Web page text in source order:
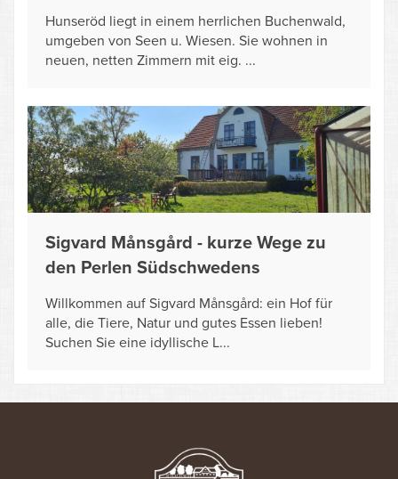
Hunseröd liegt in einem herrlichen Buchenwald,
umgeben von Seen u. Wiesen. Sie wohnen in
neuen, netten Zimmern mit eig. ...
Sigvard Månsgård - kurze Wege zu
den Perlen Südschwedens
Willkommen auf Sigvard Månsgård: ein Hof für
alle, die Tiere, Natur und gutes Essen lieben!
Suchen Sie eine idyllische L...